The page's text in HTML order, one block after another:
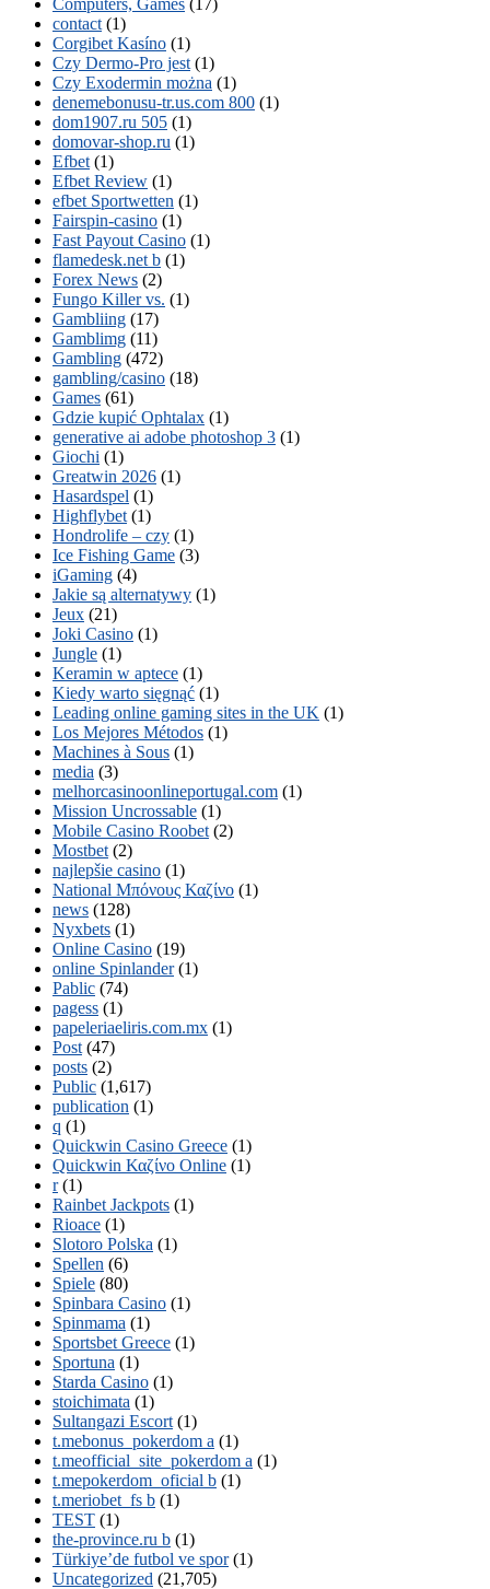
Computers, Games (17)
contact (1)
Corgibet Kasíno (1)
Czy Dermo-Pro jest (1)
Czy Exodermin można (1)
denemebonusu-tr.us.com 800 (1)
dom1907.ru 505 (1)
domovar-shop.ru (1)
Efbet (1)
Efbet Review (1)
efbet Sportwetten (1)
Fairspin-casino (1)
Fast Payout Casino (1)
flamedesk.net b (1)
Forex News (2)
Fungo Killer vs. (1)
Gambliing (17)
Gamblimg (11)
Gambling (472)
gambling/casino (18)
Games (61)
Gdzie kupić Ophtalax (1)
generative ai adobe photoshop 3 (1)
Giochi (1)
Greatwin 2026 (1)
Hasardspel (1)
Highflybet (1)
Hondrolife – czy (1)
Ice Fishing Game (3)
iGaming (4)
Jakie są alternatywy (1)
Jeux (21)
Joki Casino (1)
Jungle (1)
Keramin w aptece (1)
Kiedy warto sięgnąć (1)
Leading online gaming sites in the UK (1)
Los Mejores Métodos (1)
Machines à Sous (1)
media (3)
melhorcasinoonlineportugal.com (1)
Mission Uncrossable (1)
Mobile Casino Roobet (2)
Mostbet (2)
najlepšie casino (1)
National Μπόνους Καζίνο (1)
news (128)
Nyxbets (1)
Online Casino (19)
online Spinlander (1)
Pablic (74)
pagess (1)
papeleriaeliris.com.mx (1)
Post (47)
posts (2)
Public (1,617)
publication (1)
q (1)
Quickwin Casino Greece (1)
Quickwin Καζίνο Online (1)
r (1)
Rainbet Jackpots (1)
Rioace (1)
Slotoro Polska (1)
Spellen (6)
Spiele (80)
Spinbara Casino (1)
Spinmama (1)
Sportsbet Greece (1)
Sportuna (1)
Starda Casino (1)
stoichimata (1)
Sultangazi Escort (1)
t.mebonus_pokerdom a (1)
t.meofficial_site_pokerdom a (1)
t.mepokerdom_oficial b (1)
t.meriobet_fs b (1)
TEST (1)
the-province.ru b (1)
Türkiye’de futbol ve spor (1)
Uncategorized (21,705)